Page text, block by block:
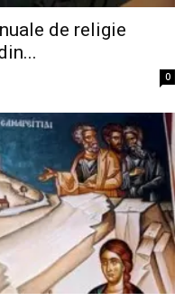
de religie
0